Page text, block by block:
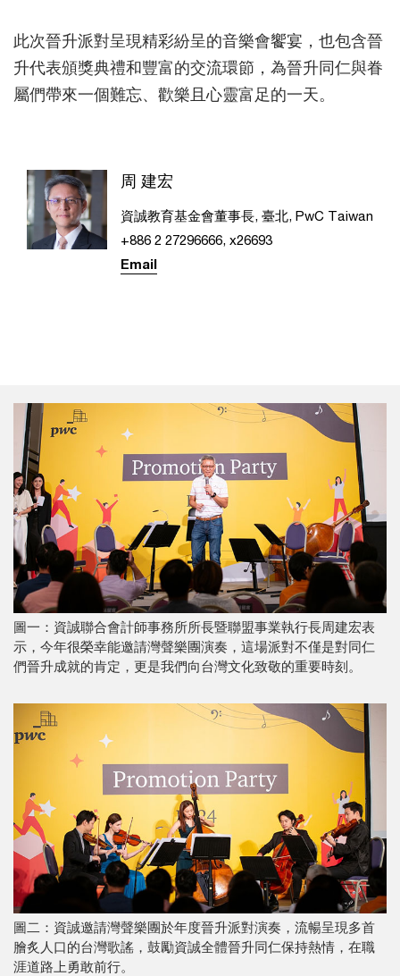
此次晉升派對呈現精彩紛呈的音樂會饗宴，也包含晉
升代表頒獎典禮和豐富的交流環節，為晉升同仁與眷
屬們帶來一個難忘、歡樂且心靈富足的一天。
周 建宏
資誠教育基金會董事長, 臺北, PwC Taiwan
+886 2 27296666, x26693
Email
圖一：資誠聯合會計師事務所所長暨聯盟事業執行長周建宏表
示，今年很榮幸能邀請灣聲樂團演奏，這場派對不僅是對同仁
們晉升成就的肯定，更是我們向台灣文化致敬的重要時刻。
圖二：資誠邀請灣聲樂團於年度晉升派對演奏，流暢呈現多首
膾炙人口的台灣歌謠，鼓勵資誠全體晉升同仁保持熱情，在職
涯道路上勇敢前行。